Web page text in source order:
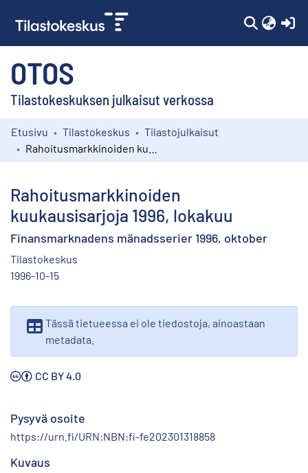
OTOS
Tilastokeskuksen julkaisut verkossa
Kokoelmat
Etusivu Tilastokeskus
Tilastojulkaisut
Rahoitusmarkkinoiden
kuukausisarjoja 1996, lokakuu
Finansmarknadens mänadsserier 1996, oktober
Tilastokeskus
1996-10-15
Tässä tietueessa ei ole tiedostoja, ainoastaan
metadata.
CC BY 4.0
Pysyvä osoite
https://urn.fi/URN:NBN:fi-fe202301318858
Kuvaus